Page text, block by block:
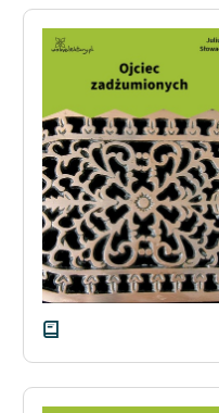
Logotypy
Materiały promocyjne
Polityka prywatności
Regulamin biblioteki
Dane fundacji i
sprawozdania finansowe
Regulamin darowizn
Informacja o treściach
wrażliwych
Deklaracja dostępności